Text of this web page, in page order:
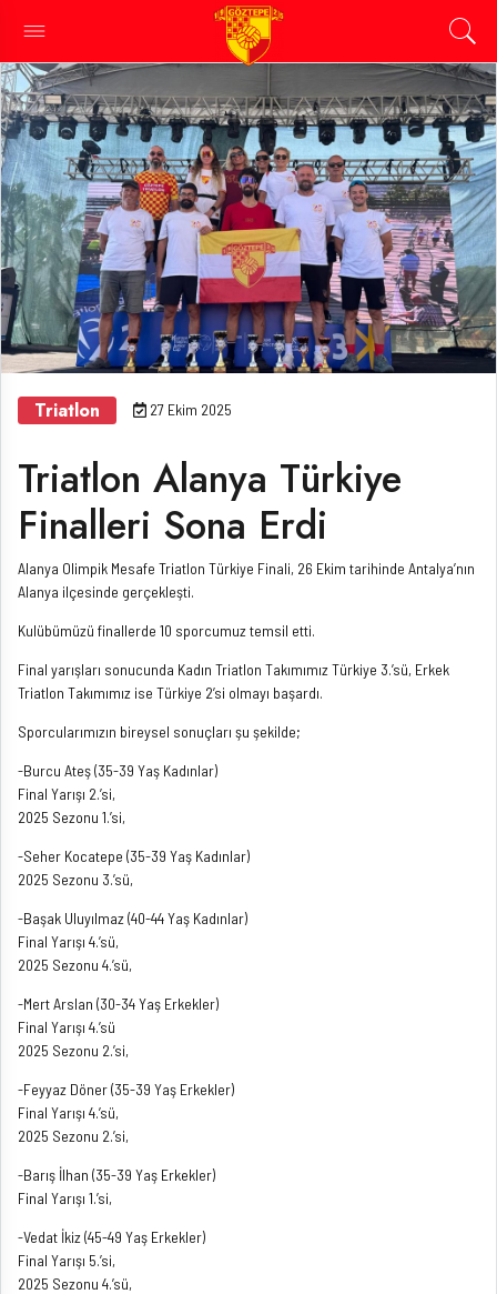
Triatlon 27 Ekim 2025
Triatlon Alanya Türkiye
Finalleri Sona Erdi
Alanya Olimpik Mesafe Triatlon Türkiye Finali, 26 Ekim tarihinde Antalya’nın
Alanya ilçesinde gerçekleşti.
Kulübümüzü finallerde 10 sporcumuz temsil etti.
Final yarışları sonucunda Kadın Triatlon Takımımız Türkiye 3.’sü, Erkek
Triatlon Takımımız ise Türkiye 2’si olmayı başardı.
Sporcularımızın bireysel sonuçları şu şekilde;
-Burcu Ateş (35-39 Yaş Kadınlar)
Final Yarışı 2.’si,
2025 Sezonu 1.’si,
-Seher Kocatepe (35-39 Yaş Kadınlar)
2025 Sezonu 3.’sü,
-Başak Uluyılmaz (40-44 Yaş Kadınlar)
Final Yarışı 4.’sü,
2025 Sezonu 4.’sü,
-Mert Arslan (30-34 Yaş Erkekler)
Final Yarışı 4.’sü
2025 Sezonu 2.’si,
-Feyyaz Döner (35-39 Yaş Erkekler)
Final Yarışı 4.’sü,
2025 Sezonu 2.’si,
-Barış İlhan (35-39 Yaş Erkekler)
Final Yarışı 1.’si,
-Vedat İkiz (45-49 Yaş Erkekler)
Final Yarışı 5.’si,
2025 Sezonu 4.’sü,